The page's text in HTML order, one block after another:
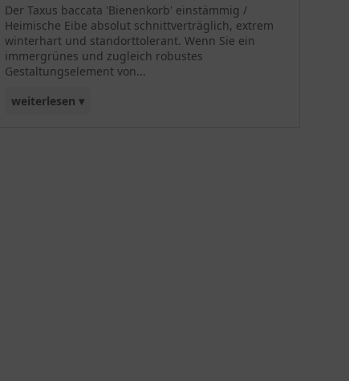
Der Taxus baccata 'Bienenkorb' einstämmig /
Heimische Eibe absolut schnittverträglich, extrem
winterhart und standorttolerant. Wenn Sie ein
immergrünes und zugleich robustes
Gestaltungselement von...
weiterlesen ▾